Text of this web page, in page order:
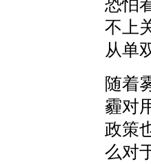
恐怕
不上
从单
随着
霾对
政策
么对